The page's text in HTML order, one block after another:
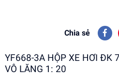
Chia sẻ
YF668-3A HỘP XE HƠI ĐK
VÔ LĂNG 1: 20